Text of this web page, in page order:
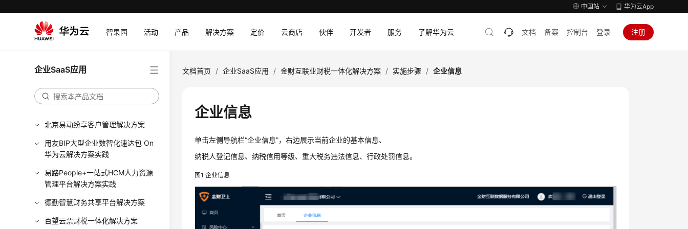
中国站 华为云App
智果园 活动 产品 解决方案 定价 云商店 伙伴 开发者 服务 了解华为云 文档 备案 控制台 登录 注册
企业SaaS应用
北京易动纷享客户管理解决方案
用友BIP大型企业数智化速达包 On
华为云解决方案实践
易路People+一站式HCM人力资源
管理平台解决方案实践
德勤智慧财务共享平台解决方案
百望云票财税一体化解决方案
文档首页 / 企业SaaS应用 / 金财互联业财税一体化解决方案 / 实施步骤 / 企业信息
企业信息
单击左侧导航栏“企业信息”，右边展示当前企业的基本信息、
纳税人登记信息、纳税信用等级、重大税务违法信息、行政处罚信息。
图1企业信息